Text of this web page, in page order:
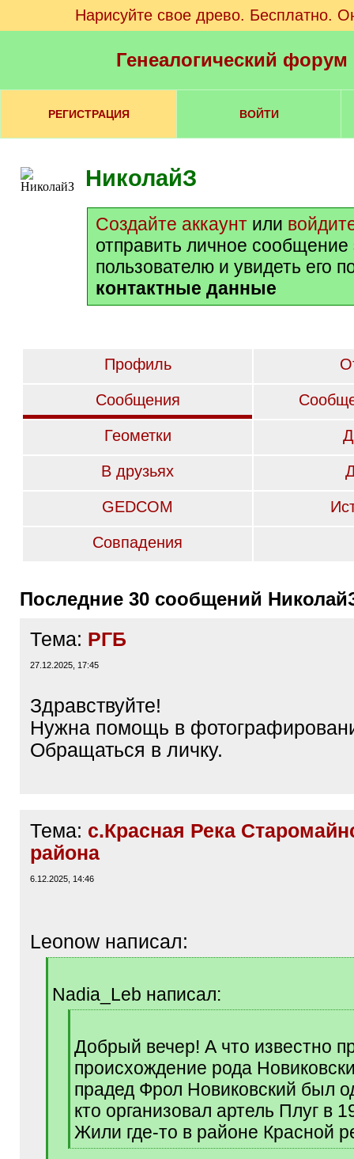
Нарисуйте свое древо. Бесплатно.
Генеалогический
РЕГИСТРАЦИЯ ВОЙТИ
НиколайЗ
Создайте аккаунт или
отправить личное сообщение
пользователю и увидеть его
контактные данные
Профиль
Сообщения
Геометки
В друзьях
GEDCOM
Совпадения
Последние 30 сообщений
Тема: РГБ
27.12.2025, 17:45
Здравствуйте!
Нужна помощь в
Обращаться в личку.
Тема: с.Красная Река
района
6.12.2025, 14:46
Leonow написал:
Nadia_Leb написал:
]Добрый вечер! А что известно
происхождение рода
прадед Фрол Новиковский был
кто организовал артель Плуг в
Жили где-то в районе Красной
[